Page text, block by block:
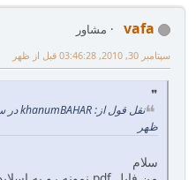
vafa
مشاور
سپتامبر 30, 2010, 03:46:28 قبل از ظهر
ظهر
سلام